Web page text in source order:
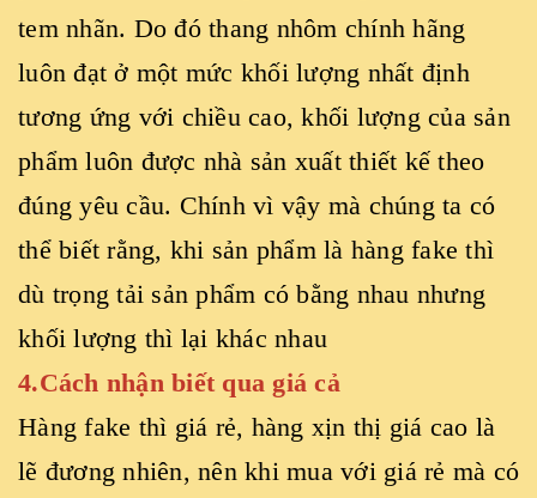
tem nhãn. Do đó thang nhôm chính hãng
luôn đạt ở một mức khối lượng nhất định
tương ứng với chiều cao, khối lượng của sản
phẩm luôn được nhà sản xuất thiết kế theo
đúng yêu cầu. Chính vì vậy mà chúng ta có
thể biết rằng, khi sản phẩm là hàng fake thì
dù trọng tải sản phẩm có bằng nhau nhưng
khối lượng thì lại khác nhau
4.Cách nhận biết qua giá cả
Hàng fake thì giá rẻ, hàng xịn thị giá cao là
lẽ đương nhiên, nên khi mua với giá rẻ mà có